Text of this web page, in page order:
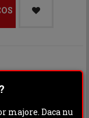
majore. Daca nu